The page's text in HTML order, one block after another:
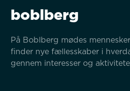
boblberg
På Boblberg mødes
finder nye fællesskaber i
gennem interesser og